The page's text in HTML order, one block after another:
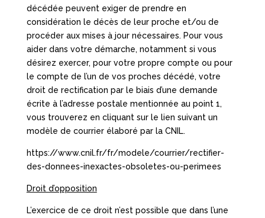
décédée peuvent exiger de prendre en
considération le décès de leur proche et/ou de
procéder aux mises à jour nécessaires. Pour vous
aider dans votre démarche, notamment si vous
désirez exercer, pour votre propre compte ou pour
le compte de l’un de vos proches décédé, votre
droit de rectification par le biais d’une demande
écrite à l’adresse postale mentionnée au point 1,
vous trouverez en cliquant sur le lien suivant un
modèle de courrier élaboré par la CNIL.
https://www.cnil.fr/fr/modele/courrier/rectifier-
des-donnees-inexactes-obsoletes-ou-perimees
Droit d’opposition
L’exercice de ce droit n’est possible que dans l’une